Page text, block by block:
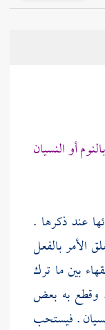
أو النسيان
عند ذكرها .
الأمر بالفعل
بين ما ترك
وقطع به بعض
. فيستحب